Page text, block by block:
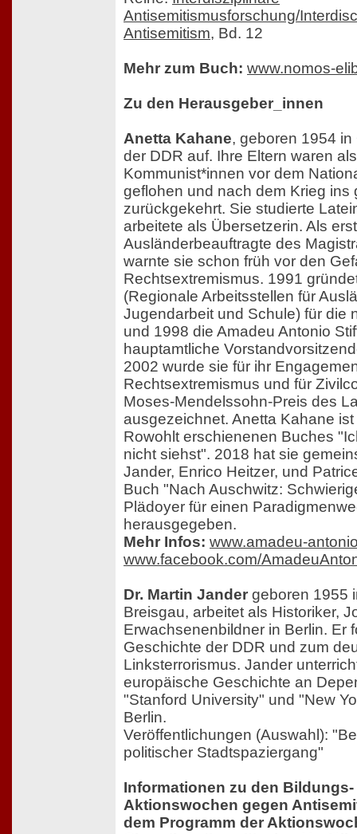
Antisemitismusforschung/
Antisemitism, Bd. 12
Mehr zum Buch: www.nomos-
Zu den Herausgeber_innen
Anetta Kahane, geboren 1954
der DDR auf. Ihre Eltern waren
Kommunist*innen vor dem
geflohen und nach dem Krieg ins
zurückgekehrt. Sie studierte
arbeitete als Übersetzerin. Als
Ausländerbeauftragte des
warnte sie schon früh vor den
Rechtsextremismus. 1991
(Regionale Arbeitsstellen für
Jugendarbeit und Schule) für die
und 1998 die Amadeu Antonio
hauptamtliche
2002 wurde sie für ihr
Rechtsextremismus und für
Moses-Mendelssohn-Preis des
ausgezeichnet. Anetta Kahane
Rowohlt erschienenen Buches
nicht siehst". 2018 hat sie
Jander, Enrico Heitzer, und
Buch "Nach Auschwitz:
Plädoyer für einen
herausgegeben.
Mehr Infos: www.amadeu-
www.facebook.com/
Dr. Martin Jander geboren 1955
Breisgau, arbeitet als Historiker,
Erwachsenenbildner in Berlin. Er
Geschichte der DDR und zum
Linksterrorismus. Jander
europäische Geschichte an
"Stanford University" und "New
Berlin.
Veröffentlichungen (Auswahl):
politischer Stadtspaziergang"
Informationen zu den
Aktionswochen gegen
dem Programm der